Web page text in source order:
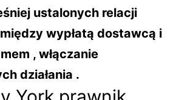
ustalonych relacji
wypłatą dostawcą i
, włączanie
działania .